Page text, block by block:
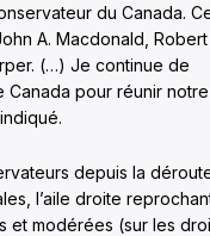
du Canada.
A. Macdonald, Robert
(…) Je continue de
pour réunir notre
depuis la
l’aile droite
et modérées (sur les